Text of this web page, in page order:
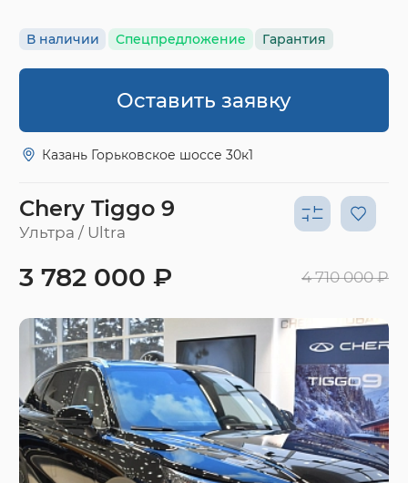
В наличии Спецпредложение Гарантия
Оставить заявку
Казань Горьковское шоссе 30к1
Chery Tiggo 9
Ультра / Ultra
3 782 000 ₽ 4 710 000 ₽